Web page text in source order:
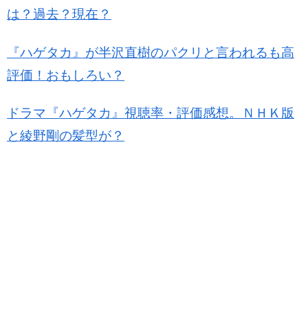
は？過去？現在？
『ハゲタカ』が半沢直樹のパクリと言われるも高
評価！おもしろい？
ドラマ『ハゲタカ』視聴率・評価感想。ＮＨＫ版
と綾野剛の髪型が？